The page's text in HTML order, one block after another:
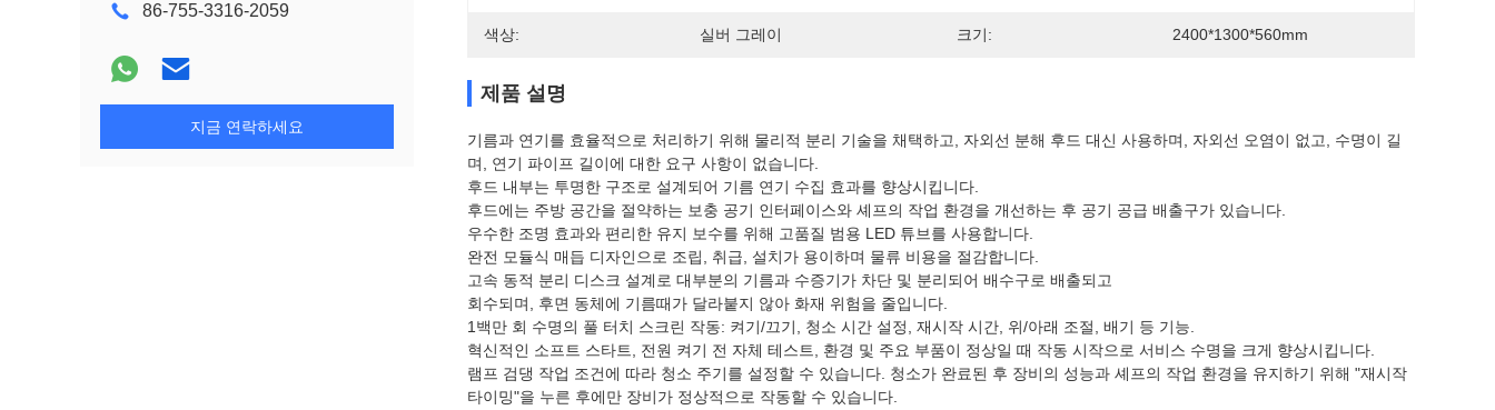
86-755-3316-2059
지금 연락하세요
색상: 실버 그레이 크기: 2400*1300*560mm
제품 설명
기름과 연기를 효율적으로 처리하기 위해 물리적 분리 기술을 채택하고, 자외선 분해 후드 대신 사용하며, 자외선 오염이 없고, 수명이 길
며, 연기 파이프 길이에 대한 요구 사항이 없습니다.
후드 내부는 투명한 구조로 설계되어 기름 연기 수집 효과를 향상시킵니다.
후드에는 주방 공간을 절약하는 보충 공기 인터페이스와 셰프의 작업 환경을 개선하는 후 공기 공급 배출구가 있습니다.
우수한 조명 효과와 편리한 유지 보수를 위해 고품질 범용 LED 튜브를 사용합니다.
완전 모듈식 매듭 디자인으로 조립, 취급, 설치가 용이하며 물류 비용을 절감합니다.
고속 동적 분리 디스크 설계로 대부분의 기름과 수증기가 차단 및 분리되어 배수구로 배출되고
회수되며, 후면 동체에 기름때가 달라붙지 않아 화재 위험을 줄입니다.
1백만 회 수명의 풀 터치 스크린 작동: 켜기/끄기, 청소 시간 설정, 재시작 시간, 위/아래 조절, 배기 등 기능.
혁신적인 소프트 스타트, 전원 켜기 전 자체 테스트, 환경 및 주요 부품이 정상일 때 작동 시작으로 서비스 수명을 크게 향상시킵니다.
램프 검댕 작업 조건에 따라 청소 주기를 설정할 수 있습니다. 청소가 완료된 후 장비의 성능과 셰프의 작업 환경을 유지하기 위해 "재시작
타이밍"을 누른 후에만 장비가 정상적으로 작동할 수 있습니다.